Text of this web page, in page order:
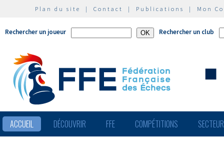
Plan du site | Contact | Publications | Mon
Rechercher un joueur Rechercher un club
ACCUEIL DÉCOUVRIR FFE COMPÉTITIONS